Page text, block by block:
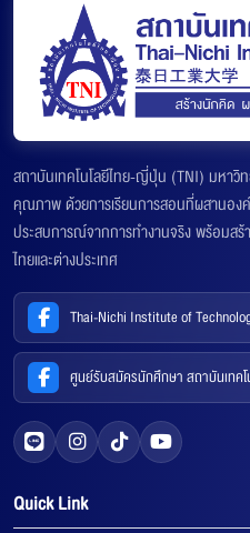
สถาบันเทคโนโลยีไทย-ญี่ปุ่น (TNI) มหา
คุณภาพ ด้วยการเรียนการสอนที่ผสานอง
ประสบการณ์จากการทำงานจริง พร้อมสร้
ไทยและต่างประเทศ
Thai-Nichi Institute of
ศูนย์รับสมัครนักศึกษา สถาบันเทค
Quick Link